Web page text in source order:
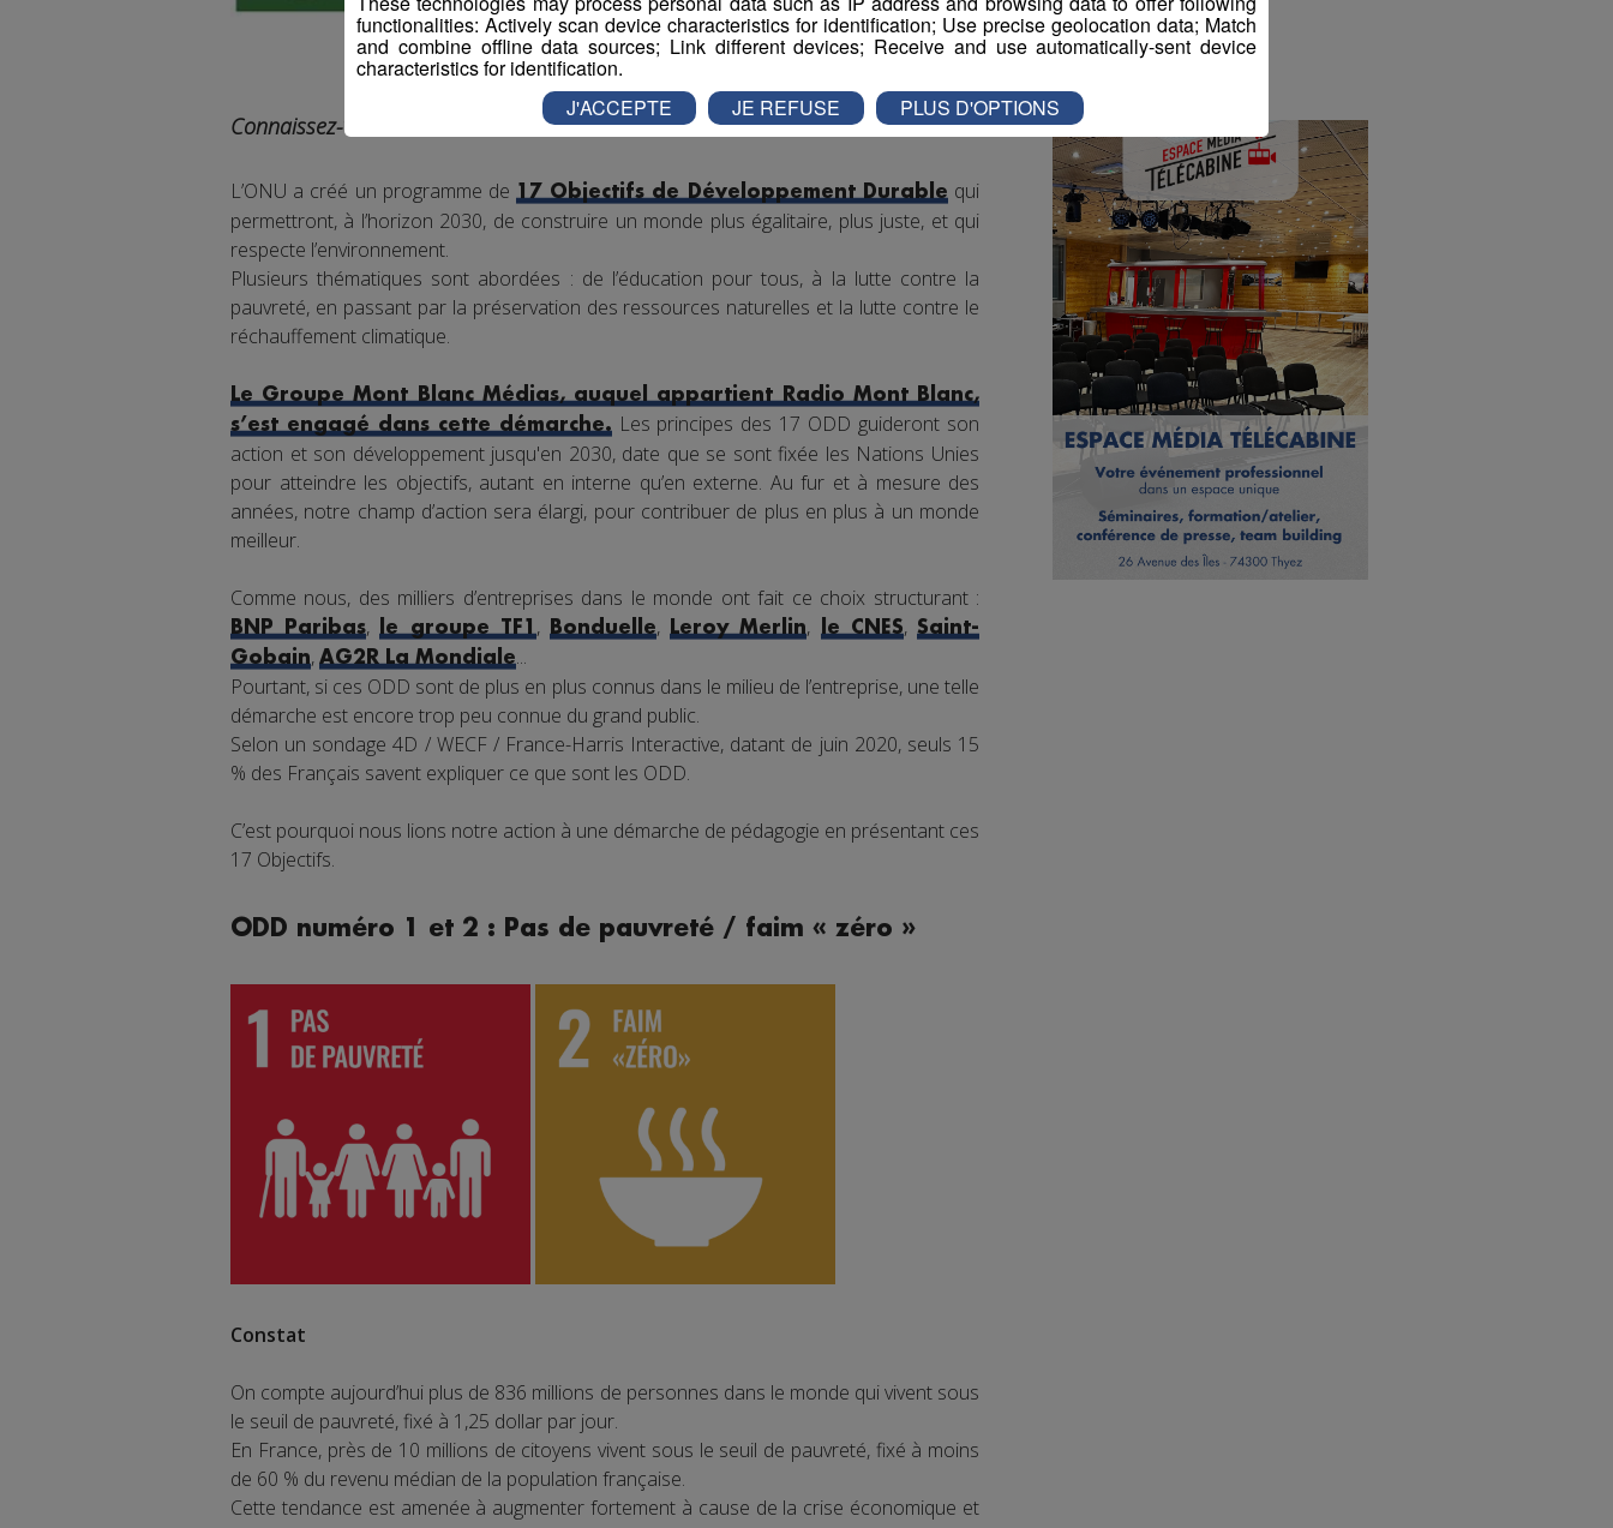
Connaissez-vous les ODD ?
L’ONU a créé un programme de17 Objectifs de Développement Durablequi
permettront, à l’horizon 2030, de construire un monde plus égalitaire, plus juste, et qui
respecte l’environnement.
Plusieurs thématiques sont abordées : de l’éducation pour tous, à la lutte contre la
pauvreté, en passant par la préservation des ressources naturelles et la lutte contre le
réchauffement climatique.
Le Groupe Mont Blanc Médias, auquel appartient Radio Mont Blanc,
s’est engagé dans cette démarche.Les principes des 17 ODD guideront son
action et son développement jusqu'en 2030, date que se sont fixée les Nations Unies
pour atteindre les objectifs, autant en interne qu’en externe. Au fur et à mesure des
années, notre champ d’action sera élargi, pour contribuer de plus en plus à un monde
meilleur.
Comme nous, des milliers d’entreprises dans le monde ont fait ce choix structurant :
BNP Paribas,le groupe TF1,Bonduelle,Leroy Merlin, le CNES,Saint-
Gobain, AG2R La Mondiale...
Pourtant, si ces ODD sont de plus en plus connus dans le milieu de l’entreprise, une telle
démarche est encore trop peu connue du grand public.
Selon un sondage 4D / WECF / France-Harris Interactive, datant de juin 2020, seuls 15
% des Français savent expliquer ce que sont les ODD.
C’est pourquoi nous lions notre action à une démarche de pédagogie en présentant ces
17 Objectifs.
ODD numéro 1 et 2 : Pas de pauvreté / faim « zéro »
Constat
On compte aujourd’hui plus de 836 millions de personnes dans le monde qui vivent sous
le seuil de pauvreté, fixé à 1,25 dollar par jour.
En France, près de 10 millions de citoyens vivent sous le seuil de pauvreté, fixé à moins
de 60 % du revenu médian de la population française.
Cette tendance est amenée à augmenter fortement à cause de la crise économique et
functionalities: Actively scan device characteristics for identification; Use precise geolocation data; Match
and combine offline data sources; Link different devices; Receive and use automatically-sent device
characteristics for identification.
J'ACCEPTE JE REFUSE PLUS D'OPTIONS